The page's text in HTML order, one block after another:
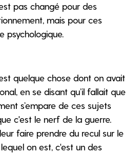
pas changé pour des
mais pour ces
psychologique.
quelque chose dont on avait
en se disant qu’il fallait que
s’empare de ces sujets
c'est le nerf de la guerre.
faire prendre du recul sur le
on est, c'est un des